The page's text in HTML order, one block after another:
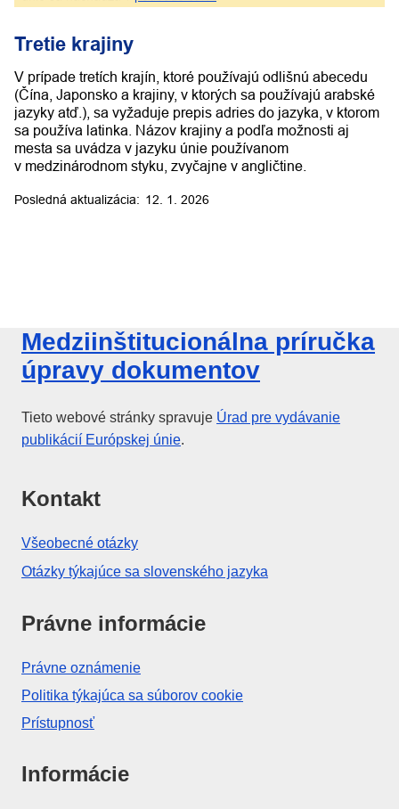
Medziinštitucionálna príručka
úpravy dokumentov
Tieto webové stránky spravuje Úrad pre vydávanie
publikácií Európskej únie.
Kontakt
Všeobecné otázky
Otázky týkajúce sa slovenského jazyka
Právne informácie
Právne oznámenie
Politika týkajúca sa súborov cookie
Prístupnosť
Informácie